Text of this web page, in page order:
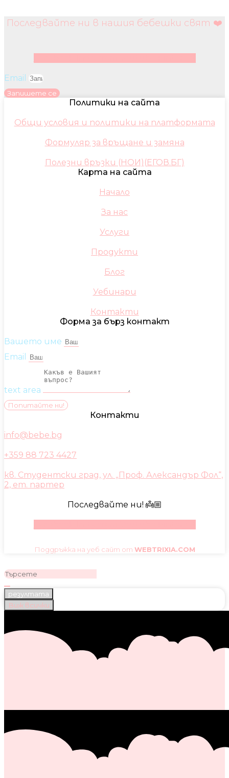
Последвайте ни в нашия бебешки свят ❤️
Email
Запишете се
Политики на сайта
Общи условия и политики на платформата
Формуляр за връщане и замяна
Полезни връзки (НОИ)(ЕГОВ.БГ)
Карта на сайта
Начало
За нас
Услуги
Продукти
Блог
Уебинари
Контакти
Форма за бърз контакт
Вашето име
Email
text area
Попитайте ни!
Контакти
info@bebe.bg
+359 88 723 4427
кв. Студентски град, ул. „Проф. Александър Фол“,
2, ет. партер
Последвайте ни! 👼🏼
Поддръжка на уеб сайт от WEBTRIXIA.COM
резултата
Виж всички